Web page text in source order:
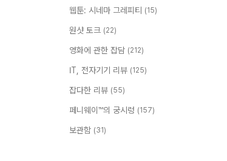
웹툰: 시네마 그레피티 (15)
원샷 토크 (22)
영화에 관한 잡담 (212)
IT, 전자기기 리뷰 (125)
잡다한 리뷰 (55)
페니웨이™의 궁시렁 (157)
보관함 (31)